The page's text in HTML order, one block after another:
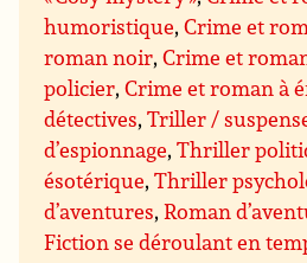
humoristique,Crime et
roman noir,Crime et
policier,Crime et roman à
détectives,Triller /
d’espionnage,Thriller
ésotérique,Thriller
d’aventures,Roman
Fiction se déroulant en